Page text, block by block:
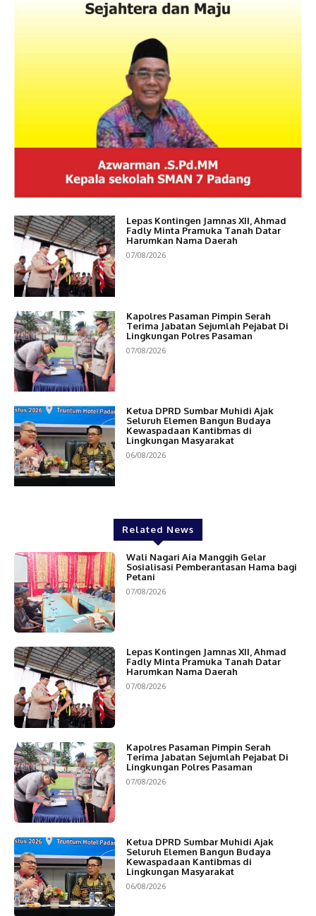
Lepas Kontingen Jamnas XII, Ahmad
Fadly Minta Pramuka Tanah Datar
Harumkan Nama Daerah
07/08/2026
Kapolres Pasaman Pimpin Serah
Terima Jabatan Sejumlah Pejabat Di
Lingkungan Polres Pasaman
07/08/2026
Ketua DPRD Sumbar Muhidi Ajak
Seluruh Elemen Bangun Budaya
Kewaspadaan Kantibmas di
Lingkungan Masyarakat
06/08/2026
Related News
Wali Nagari Aia Manggih Gelar
Sosialisasi Pemberantasan Hama bagi
Petani
07/08/2026
Lepas Kontingen Jamnas XII, Ahmad
Fadly Minta Pramuka Tanah Datar
Harumkan Nama Daerah
07/08/2026
Kapolres Pasaman Pimpin Serah
Terima Jabatan Sejumlah Pejabat Di
Lingkungan Polres Pasaman
07/08/2026
Ketua DPRD Sumbar Muhidi Ajak
Seluruh Elemen Bangun Budaya
Kewaspadaan Kantibmas di
Lingkungan Masyarakat
06/08/2026